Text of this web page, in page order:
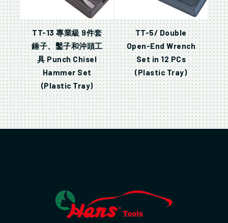
TT-13 專業級 9件套
錘子、鑿子和沖頭工
具 Punch Chisel
Hammer Set
(Plastic Tray)
TT-5/ Double
Open-End Wrench
Set in 12 PCs
(Plastic Tray)